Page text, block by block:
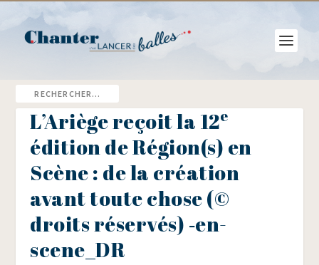
L’Ariège reçoit la 12e
édition de Région(s) en
Scène : de la création
avant toute chose (©
droits réservés) ‑en-
scene_DR